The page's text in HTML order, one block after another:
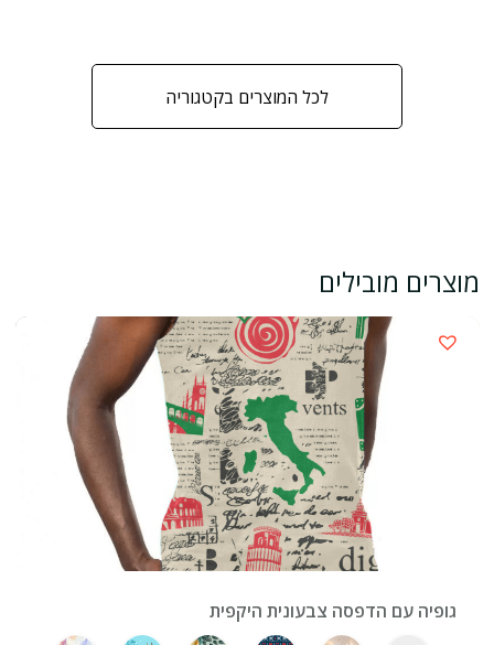
לכל המוצרים בקטגוריה
מוצרים מובילים
גופיה עם הדפסה צבעונית היקפית